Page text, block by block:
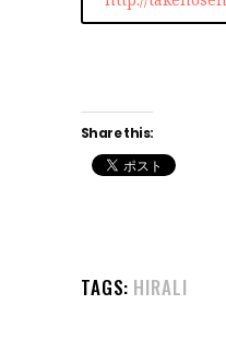
Share this:
TAGS: HIRALI